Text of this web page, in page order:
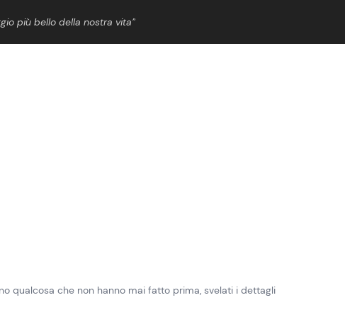
più bello della nostra vita”
qualcosa che non hanno mai fatto prima, svelati i dettagli